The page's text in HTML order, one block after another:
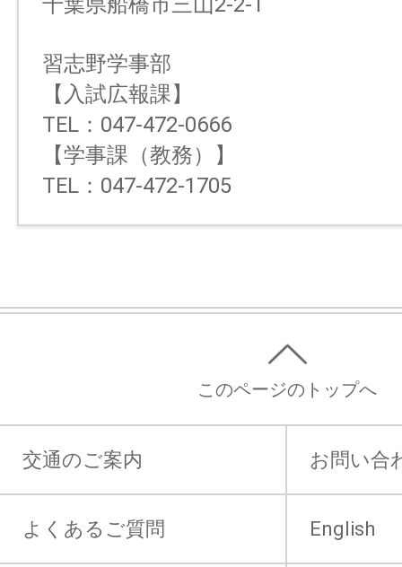
習志野学事部
【入試広報課】
TEL：047-472-0666
【学事課（教務）】
TEL：047-472-1705
このページのトップへ
交通のご案内 お問い合
よくあるご質問 English